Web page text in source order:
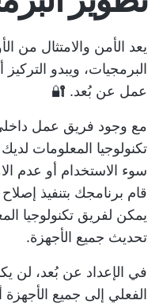
يعد الأمن والامتثال من
البرمجيات، ويبدو
عمل عن بُعد. 🔐
مع وجود فريق عمل
تكنولوجيا المعلومات
سوء الاستخدام أو عدم
قام برنامجك بتنفيذ
يمكن لفريق تكنولوجيا
تحديث جميع الأجهزة.
في الإعداد عن بُعد، لن
الفعلي إلى جميع الأجهزة